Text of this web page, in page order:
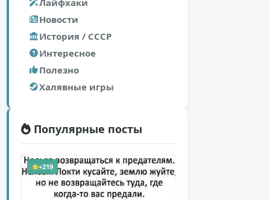
Лайфхаки
Новости
История / СССР
Интересное
Полезно
Халявные игры
Популярные посты
+219